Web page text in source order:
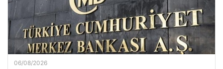
06/08/2026